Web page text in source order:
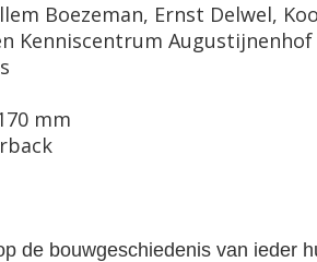
Boezeman, Ernst Delwel,
Kenniscentrum Augustijnenhof
mm
de bouwgeschiedenis van ieder